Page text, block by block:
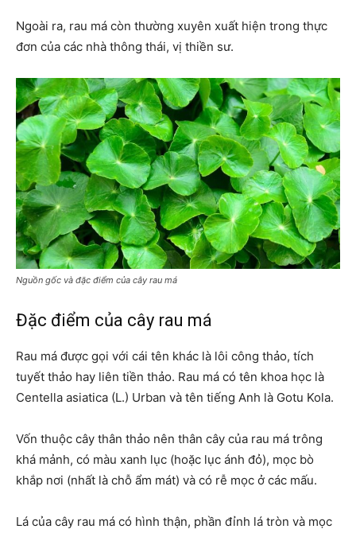
Ngoài ra, rau má còn thường xuyên xuất hiện trong thực
đơn của các nhà thông thái, vị thiền sư.
Nguồn gốc và đặc điểm của cây rau má
Đặc điểm của cây rau má
Rau má được gọi với cái tên khác là lôi công thảo, tích
tuyết thảo hay liên tiền thảo. Rau má có tên khoa học là
Centella asiatica (L.) Urban và tên tiếng Anh là Gotu Kola.
Vốn thuộc cây thân thảo nên thân cây của rau má trông
khá mảnh, có màu xanh lục (hoặc lục ánh đỏ), mọc bò
khắp nơi (nhất là chỗ ẩm mát) và có rễ mọc ở các mấu.
Lá của cây rau má có hình thận, phần đỉnh lá tròn và mọc